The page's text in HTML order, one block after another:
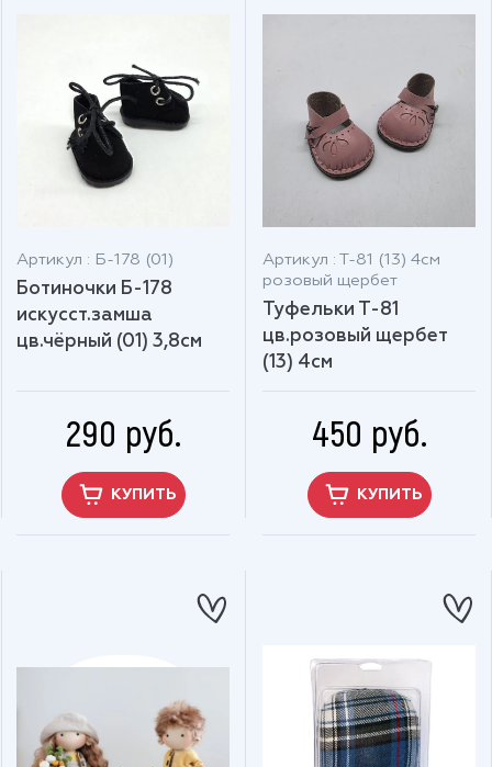
Артикул : Б-178 (01)
Ботиночки Б-178
искусст.замша
цв.чёрный (01) 3,8см
290 руб.
КУПИТЬ
Артикул : Т-81 (13) 4см
розовый щербет
Туфельки Т-81
цв.розовый щербет
(13) 4см
450 руб.
КУПИТЬ